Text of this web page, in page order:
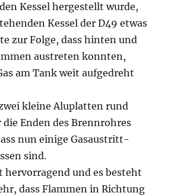
Kessel hergestellt wurde,
Kessel der D49 etwas
zur Folge, dass hinten und
austreten konnten,
am Tank weit aufgedreht
kleine Aluplatten rund
Enden des Brennrohres
nun einige Gasaustritt-
sind.
und es besteht
dass Flammen in Richtung